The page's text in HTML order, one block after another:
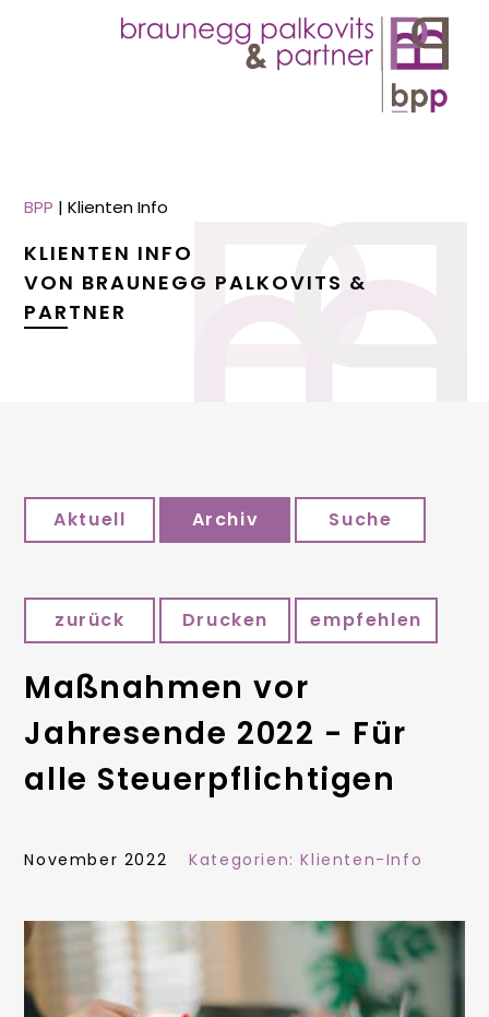
BPP |Klienten Info
KLIENTEN INFO
VON BRAUNEGG PALKOVITS &
PARTNER
Aktuell Archiv Suche
zurück Drucken empfehlen
Maßnahmen vor
Jahresende 2022 - Für
alle Steuerpflichtigen
November 2022 Kategorien:Klienten-Info